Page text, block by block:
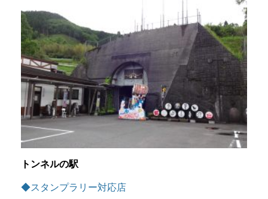
トンネルの駅
◆スタンプラリー対応店